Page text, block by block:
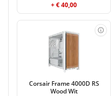
+ € 40,00
Corsair Frame 4000D RS
Wood Wit